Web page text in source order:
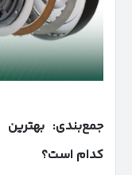
جمع‌بندی: بهترین
کدام است؟